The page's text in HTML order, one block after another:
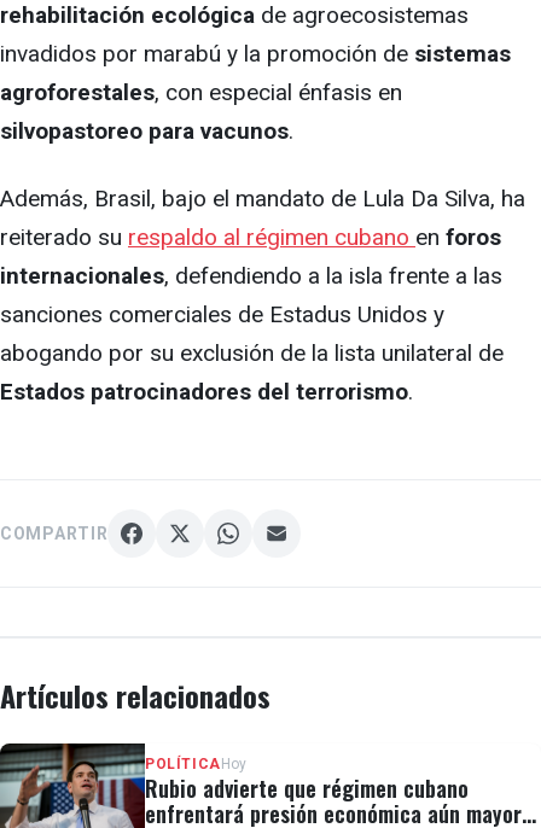
rehabilitación ecológica de agroecosistemas
invadidos por marabú y la promoción de sistemas
agroforestales, con especial énfasis en
silvopastoreo para vacunos.
Además, Brasil, bajo el mandato de Lula Da Silva, ha
reiterado su respaldo al régimen cubano en foros
internacionales, defendiendo a la isla frente a las
sanciones comerciales de Estadus Unidos y
abogando por su exclusión de la lista unilateral de
Estados patrocinadores del terrorismo.
COMPARTIR
Artículos relacionados
POLÍTICA Hoy
Rubio advierte que régimen cubano
enfrentará presión económica aún mayor: